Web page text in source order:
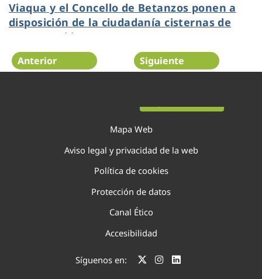
Viaqua y el Concello de Betanzos ponen a
disposición de la ciudadanía cisternas de
agua potable
Anterior Siguiente
Mapa Web
Aviso legal y privacidad de la web
Política de cookies
Protección de datos
Canal Ético
Accesibilidad
Síguenos en: